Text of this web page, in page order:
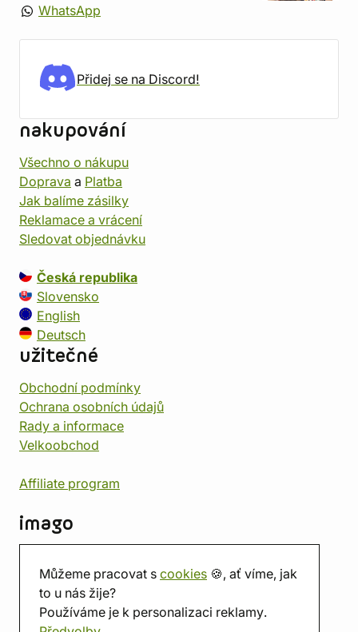
Můžeme pracovat s cookies 🍪, ať víme, jak
to u nás žije?
Používáme je k personalizaci reklamy.
WhatsApp
Přidej se na Discord!
nakupování
Všechno o nákupu
Doprava a Platba
Jak balíme zásilky
Reklamace a vrácení
Sledovat objednávku
Česká republika
Slovensko
English
Deutsch
užitečné
Obchodní podmínky
Ochrana osobních údajů
Rady a informace
Velkoobchod
Affiliate program
imago
Prodejna
Herna
O nás